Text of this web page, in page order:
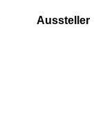
Aussteller